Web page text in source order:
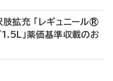
拡充 「レギュニール®
」薬価基準収載のお